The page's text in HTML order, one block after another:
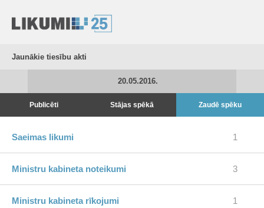
Jaunākie tiesību akti
20.05.2016.
Publicēti Stājas spēkā Zaudē spēku
Saeimas likumi 1
Ministru kabineta noteikumi 3
Ministru kabineta rīkojumi 1